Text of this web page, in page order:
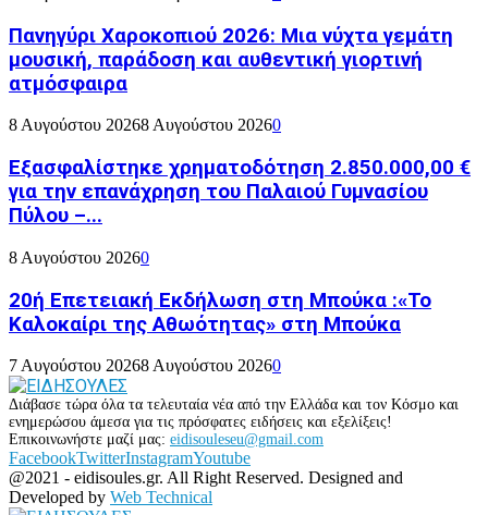
Πανηγύρι Χαροκοπιού 2026: Μια νύχτα γεμάτη
μουσική, παράδοση και αυθεντική γιορτινή
ατμόσφαιρα
8 Αυγούστου 20268 Αυγούστου 20260
Εξασφαλίστηκε χρηματοδότηση 2.850.000,00 €
για την επανάχρηση του Παλαιού Γυμνασίου
Πύλου –...
8 Αυγούστου 20260
20ή Επετειακή Εκδήλωση στη Μπούκα :«Το
Καλοκαίρι της Αθωότητας» στη Μπούκα
7 Αυγούστου 20268 Αυγούστου 20260
Διάβασε τώρα όλα τα τελευταία νέα από την Ελλάδα και τον Κόσμο και
ενημερώσου άμεσα για τις πρόσφατες ειδήσεις και εξελίξεις!
Επικοινωνήστε μαζί μας: eidisouleseu@gmail.com
FacebookTwitterInstagramYoutube
@2021 - eidisoules.gr. All Right Reserved. Designed and
Developed by Web Technical